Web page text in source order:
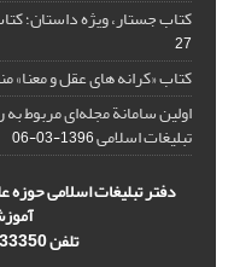
کتاب جستار، ویژه داستان؛
27
کتاب «کرانه های عقل و معنا»
اولین سامانة مجله‌ای مربوط
تبلیغات اسلامی1396-03-06
دفتر تبلیغات اسلامی
تلفن 32233350-051 داخلی 8605